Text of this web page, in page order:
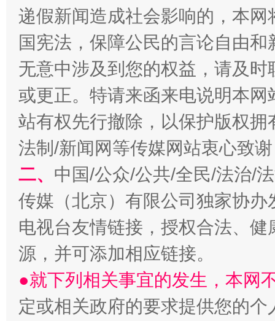
受贿1.44亿！段成刚被判无期 从幼
递假新闻造成社会影响的，本
国宪法，保障公民的言论自由
无意中涉及到您的权益，请及
或更正。特请来函来电说明本
站有权先行撤除，以保护版权
法制/新闻网等传媒网站衷心致
二、 中国/公众/公共/全民/法治/
传媒（北京）有限公司独家协
电视台友情链接，授权合法、
源，并可添加相应链接。
●就下列相关事宜的发生，本网
定或相关政府的要求提供您的个